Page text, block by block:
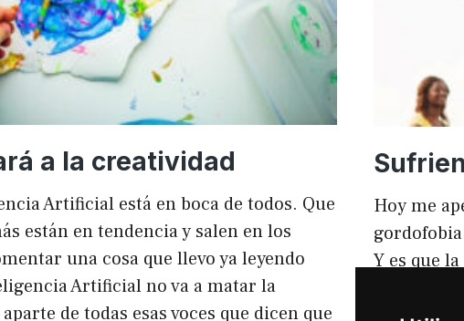
a la creatividad
Artificial está en boca de todos. Que
están en tendencia y salen en los
una cosa que llevo ya leyendo
Artificial no va a matar la
de todas esas voces que dicen que
Hoy me
Y es que
igual que